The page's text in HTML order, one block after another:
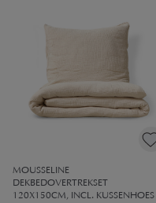
MOUSSELINE
DEKBEDOVERTREKSET
120X150CM, INCL. KUSSENHOES |